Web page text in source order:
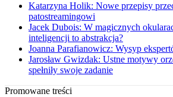
Katarzyna Holik: Nowe przepisy
patostreamingowi
Jacek Dubois: W magicznych
inteligencji to abstrakcja?
Joanna Parafianowicz: Wysyp
Jarosław Gwizdak: Ustne motywy
spełniły swoje zadanie
Promowane treści